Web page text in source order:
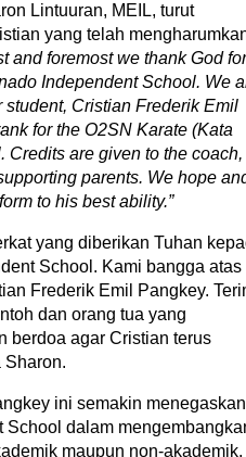
Lintuuran, MEIL, turut
yang telah
and foremost we thank God for
Independent School. We
Cristian Frederik Emil
for the O2SN Karate (Kata
are given to the coach,
parents. We hope
to his best ability.”
yang diberikan Tuhan
School. Kami bangga atas
Frederik Emil Pangkey.
dan orang tua yang
berdoa agar Cristian terus
Sharon.
ini semakin menegaskan
School dalam
maupun non-akademik,